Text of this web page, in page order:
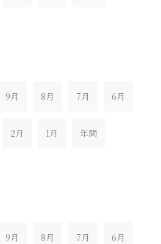
9月 8月 7月 6月
2月 1月 年間
9月 8月 7月 6月